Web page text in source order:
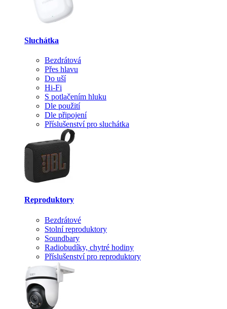
Sluchátka
Bezdrátová
Přes hlavu
Do uší
Hi-Fi
S potlačením hluku
Dle použití
Dle připojení
Příslušenství pro sluchátka
Reproduktory
Bezdrátové
Stolní reproduktory
Soundbary
Radiobudíky, chytré hodiny
Příslušenství pro reproduktory